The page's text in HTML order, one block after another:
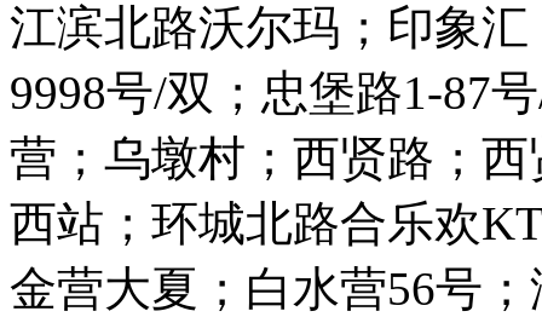
江滨北路沃尔玛；印象
9998号/双；忠堡路1-87
营；乌墩村；西贤路；
西站；环城北路合乐欢
金营大夏；白水营56号